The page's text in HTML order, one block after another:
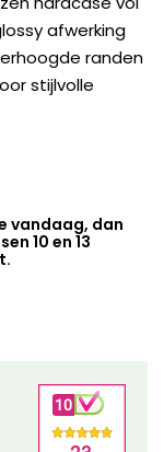
afwerking
randen
stijlvolle
vandaag, dan
10 en 13